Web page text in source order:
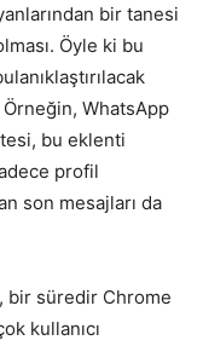
bir tanesi
Öyle ki bu
WhatsApp
bu eklenti
profil
son mesajları da
bir süredir Chrome
kullanıcı